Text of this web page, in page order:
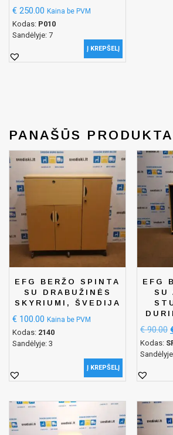
€ 250.00 Kaina be PVM
Kodas: P010
Sandėlyje: 7
Į KREPŠELĮ
PANAŠŪS
EFG BERŽO SPINTA
SU DRABUŽINĖS
SKYRIUMI, ŠVEDIJA
€ 100.00 Kaina be PVM
Kodas: 2140
Sandėlyje: 3
Į KREPŠELĮ
EFG
SU
€90.00
Kodas: